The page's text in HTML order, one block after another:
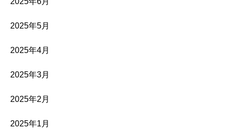
2025年5月
2025年4月
2025年3月
2025年2月
2025年1月